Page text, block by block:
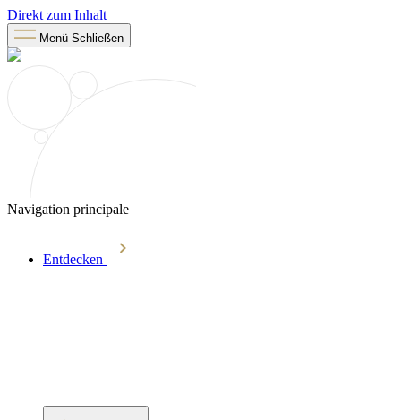
Direkt zum Inhalt
Menü Schließen
Navigation principale
Entdecken